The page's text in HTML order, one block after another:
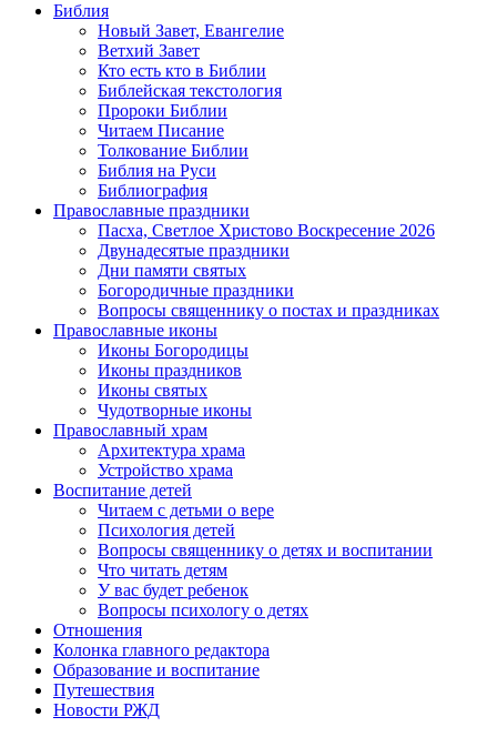
Библия
Новый Завет, Евангелие
Ветхий Завет
Кто есть кто в Библии
Библейская текстология
Пророки Библии
Читаем Писание
Толкование Библии
Библия на Руси
Библиография
Православные праздники
Пасха, Светлое Христово Воскресение 2026
Двунадесятые праздники
Дни памяти святых
Богородичные праздники
Вопросы священнику о постах и праздниках
Православные иконы
Иконы Богородицы
Иконы праздников
Иконы святых
Чудотворные иконы
Православный храм
Архитектура храма
Устройство храма
Воспитание детей
Читаем с детьми о вере
Психология детей
Вопросы священнику о детях и воспитании
Что читать детям
У вас будет ребенок
Вопросы психологу о детях
Отношения
Колонка главного редактора
Образование и воспитание
Путешествия
Новости РЖД